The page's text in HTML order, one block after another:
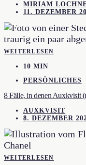
MIRIAM
11. DEZEMBER
WEITERLESEN
10 MIN
PERSÖNLICHES
8 Fälle, in denen Auxkvisit
AUXKVISIT
8. DEZEMBER
WEITERLESEN